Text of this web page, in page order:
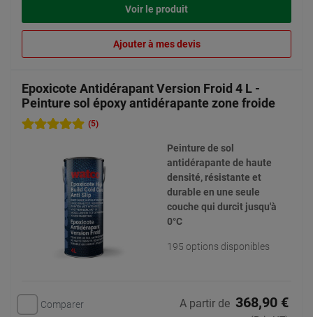
Voir le produit
Ajouter à mes devis
Epoxicote Antidérapant Version Froid 4 L -
Peinture sol époxy antidérapante zone froide
(5)
Peinture de sol
antidérapante de haute
densité, résistante et
durable en une seule
couche qui durcit jusqu'à
0°C
195 options disponibles
Comparer A partir de 368,90 €